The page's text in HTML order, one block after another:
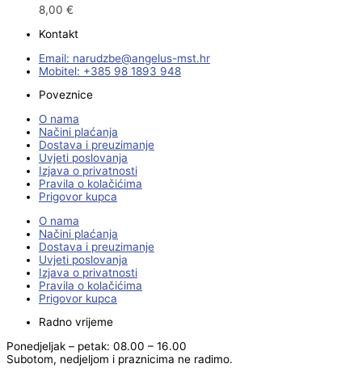
8,00 €
Kontakt
Email:
rh.tsm-sulegna
@ebzduran
Mobitel: +385 98 1893 948
Poveznice
O nama
Načini plaćanja
Dostava i preuzimanje
Uvjeti poslovanja
Izjava o privatnosti
Pravila o kolačićima
Prigovor kupca
O nama
Načini plaćanja
Dostava i preuzimanje
Uvjeti poslovanja
Izjava o privatnosti
Pravila o kolačićima
Prigovor kupca
Radno vrijeme
Ponedjeljak – petak: 08.00 – 16.00
Subotom, nedjeljom i praznicima ne radimo.